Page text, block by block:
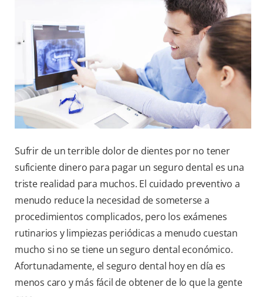
PARA PROFESIONALES
PROMOCIONES
GT (ES)
SUSCRÍBASE
Sufrir de un terrible dolor de dientes por no tener
suficiente dinero para pagar un seguro dental es una
triste realidad para muchos. El cuidado preventivo a
menudo reduce la necesidad de someterse a
procedimientos complicados, pero los exámenes
rutinarios y limpiezas periódicas a menudo cuestan
mucho si no se tiene un seguro dental económico.
Afortunadamente, el seguro dental hoy en día es
menos caro y más fácil de obtener de lo que la gente